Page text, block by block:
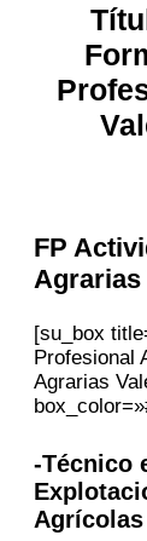
FP
Agrarias
[su_box
Profesional
Agrarias
-Técnico